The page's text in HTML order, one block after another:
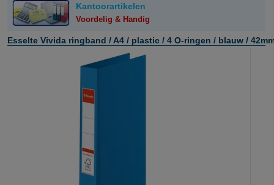
Kantoorartikelen
Voordelig & Handig
Esselte Vivida ringband / A4 / plastic / 4 O-ringen / blauw /